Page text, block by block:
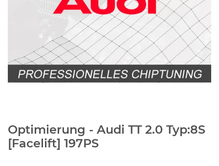
Optimierung - Audi TT 2.0 Typ:8S
[Facelift] 197PS